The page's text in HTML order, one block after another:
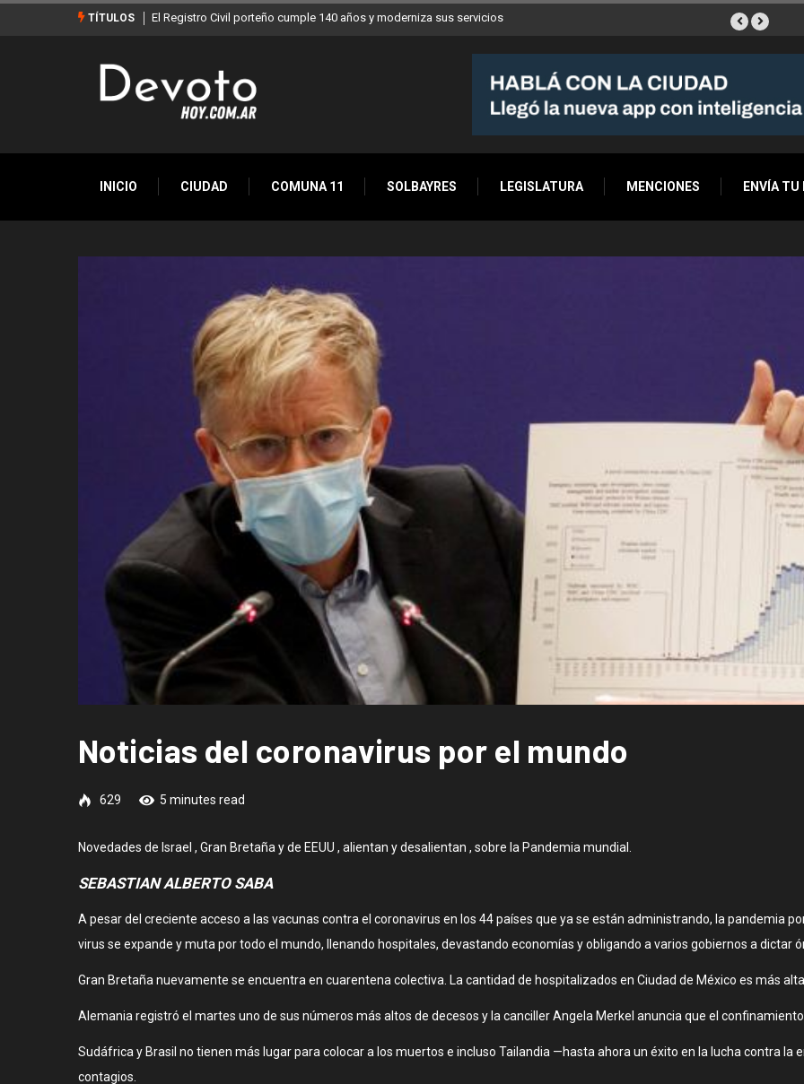
TÍTULOS
y moderniza sus servicios Buenos Aires sumó 12 nuevos Bares Notables y ya son 90 en toda
INICIO CIUDAD COMUNA 11 SOLBAYRES LEGISLATURA MENCIONES ENVÍA TU
Noticias del coronavirus por el mundo
629 5 minutes read
Novedades de Israel , Gran Bretaña y de EEUU , alientan y desalientan , sobre la Pandemia mundial.
SEBASTIAN ALBERTO SABA
A pesar del creciente acceso a las vacunas contra el coronavirus en los 44 países que ya se están administrando, la pandemia
virus se expande y muta por todo el mundo, llenando hospitales, devastando economías y obligando a varios gobiernos a dictar
Gran Bretaña nuevamente se encuentra en cuarentena colectiva. La cantidad de hospitalizados en Ciudad de México es más alta
Alemania registró el martes uno de sus números más altos de decesos y la canciller Angela Merkel anuncia que el
Sudáfrica y Brasil no tienen más lugar para colocar a los muertos e incluso Tailandia —hasta ahora un éxito en la lucha contra
contagios.